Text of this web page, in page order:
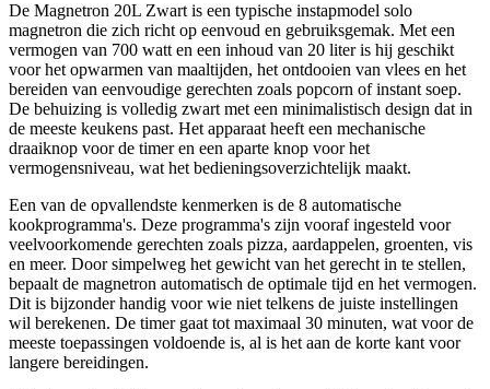
De Magnetron 20L Zwart is een typische instapmodel solo
magnetron die zich richt op eenvoud en gebruiksgemak. Met een
vermogen van 700 watt en een inhoud van 20 liter is hij geschikt
voor het opwarmen van maaltijden, het ontdooien van vlees en het
bereiden van eenvoudige gerechten zoals popcorn of instant soep.
De behuizing is volledig zwart met een minimalistisch design dat in
de meeste keukens past. Het apparaat heeft een mechanische
draaiknop voor de timer en een aparte knop voor het
vermogensniveau, wat het bedieningsoverzichtelijk maakt.
Een van de opvallendste kenmerken is de 8 automatische
kookprogramma's. Deze programma's zijn vooraf ingesteld voor
veelvoorkomende gerechten zoals pizza, aardappelen, groenten, vis
en meer. Door simpelweg het gewicht van het gerecht in te stellen,
bepaalt de magnetron automatisch de optimale tijd en het vermogen.
Dit is bijzonder handig voor wie niet telkens de juiste instellingen
wil berekenen. De timer gaat tot maximaal 30 minuten, wat voor de
meeste toepassingen voldoende is, al is het aan de korte kant voor
langere bereidingen.